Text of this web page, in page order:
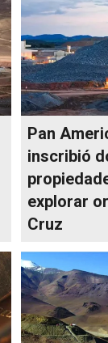
Pan
inscribió
explorar
Cruz